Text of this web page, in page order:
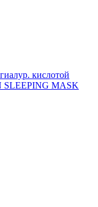
кислотой
SLEEPING MASK